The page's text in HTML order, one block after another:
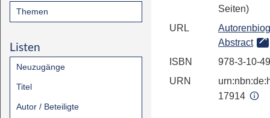
Themen
Listen
Neuzugänge
Titel
Autor / Beteiligte
Seiten)
URL
Abstract
ISBN
978-3-10-
URN
17914